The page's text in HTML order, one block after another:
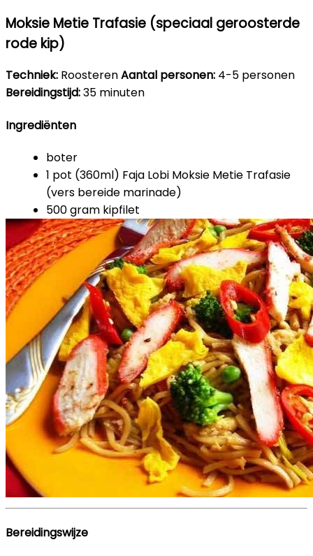
Moksie Metie Trafasie (speciaal geroosterde
rode kip)
Techniek: RoosterenAantal personen: 4-5 personen
Bereidingstijd:35 minuten
Ingrediënten
boter
1 pot (360ml) Faja Lobi Moksie Metie Trafasie
(vers bereide marinade)
500 gram kipfilet
Bereidingswijze